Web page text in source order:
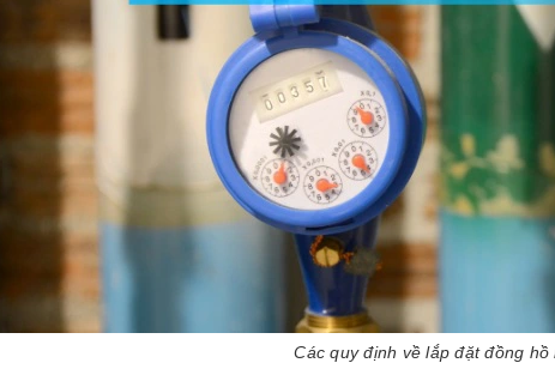
Các quy định về lắp đặt đồng hồ